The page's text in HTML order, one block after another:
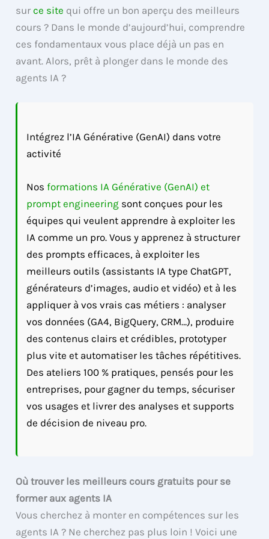
surce site qui offre un bon aperçu des meilleurs
cours ? Dans le monde d’aujourd’hui, comprendre
ces fondamentaux vous place déjà un pas en
avant. Alors, prêt à plonger dans le monde des
agents IA ?
Intégrez l’IA Générative (GenAI) dans votre
activité
Nosformations IA Générative (GenAI) et
prompt engineering sont conçues pour les
équipes qui veulent apprendre à exploiter les
IA comme un pro. Vous y apprenez à structurer
des prompts efficaces, à exploiter les
meilleurs outils (assistants IA type ChatGPT,
générateurs d’images, audio et vidéo) et à les
appliquer à vos vrais cas métiers : analyser
vos données (GA4, BigQuery, CRM…), produire
des contenus clairs et crédibles, prototyper
plus vite et automatiser les tâches répétitives.
Des ateliers 100 % pratiques, pensés pour les
entreprises, pour gagner du temps, sécuriser
vos usages et livrer des analyses et supports
de décision de niveau pro.
Où trouver les meilleurs cours gratuits pour se
former aux agents IA
Vous cherchez à monter en compétences sur les
agents IA ? Ne cherchez pas plus loin ! Voici une